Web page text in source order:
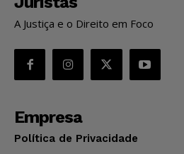
A Justiça e o Direito em Foco
Empresa
Política de Privacidade